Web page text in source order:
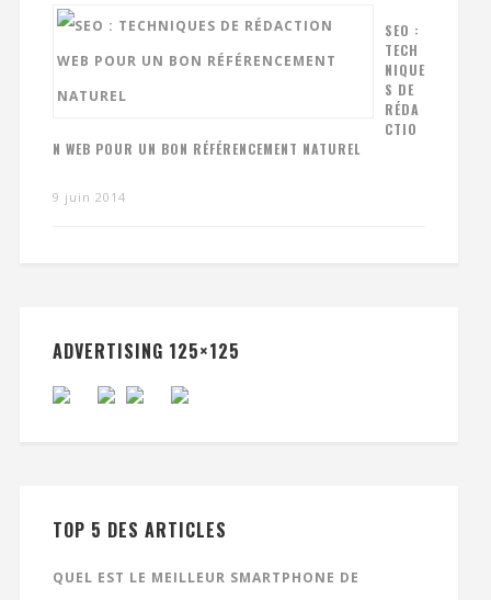
SEO :
TECH
NIQUE
S DE
RÉDA
CTIO
N WEB POUR UN BON RÉFÉRENCEMENT NATUREL
9 juin 2014
ADVERTISING 125×125
TOP 5 DES ARTICLES
QUEL EST LE MEILLEUR SMARTPHONE DE